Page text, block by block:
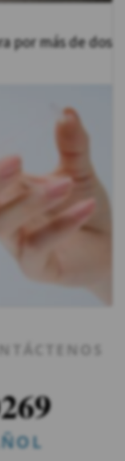
por más de dos